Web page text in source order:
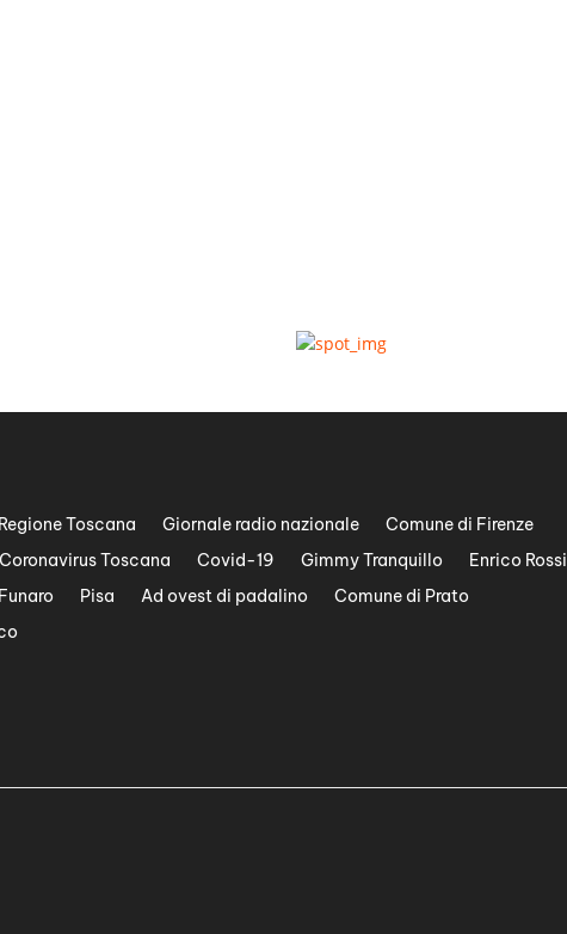
Regione Toscana Giornale radio nazionale
Comune di Firenze
Coronavirus Toscana Covid-19 Gimmy Tranquillo
Enrico Rossi
Pisa Ad ovest di padalino
Comune di Prato